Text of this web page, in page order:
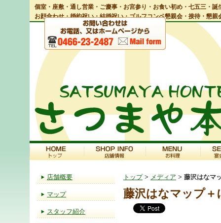
個室・座敷・通し営業・ご慶事・お宮参り・お食い初め・七五三・
お顔合わせ・婚約祝い・結婚祝い・ゴルフコンペ懇親会・接待・懇
店舗概要
マップ
スタッフ紹介
トップ> メディア > 藤沢はなマ
藤沢はなマップ